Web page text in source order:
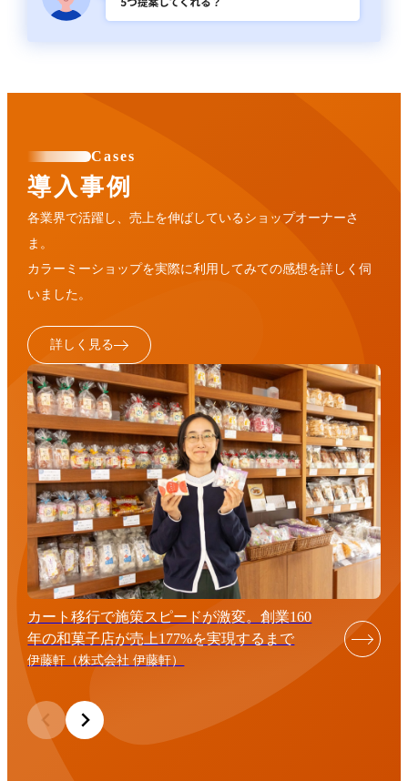
Cases
導入事例
各業界で活躍し、売上を伸ばしているショップオーナーさ
ま。
カラーミーショップを実際に利用してみての感想を詳しく伺
いました。
詳しく見る
カート移行で施策スピードが激変。創業160
年の和菓子店が売上177%を実現するまで
伊藤軒（株式会社 伊藤軒）